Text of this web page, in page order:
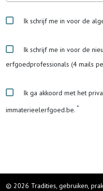
Ik schrijf me in voor de
Ik schrijf me in voor de
erfgoedprofessionals (4 mails
Ik ga akkoord met het
immaterieelerfgoed.be.
© 2026 Tradities, gebruiken,